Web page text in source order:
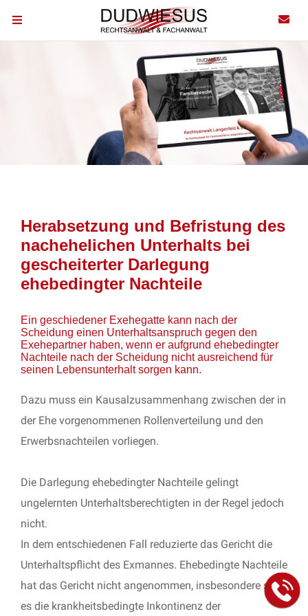
Herabsetzung und Befristung des
nachehelichen Unterhalts bei
gescheiterter Darlegung
ehebedingter Nachteile
Ein geschiedener Exehegatte kann nach der
Scheidung einen Unterhaltsanspruch gegen den
Exehepartner haben, wenn er aufgrund ehebedingter
Nachteile nach der Scheidung nicht ausreichend für
seinen Lebensunterhalt sorgen kann.
Dazu muss ein Kausalzusammenhang zwischen der in
der Ehe vorgenommenen Rollenverteilung und den
Erwerbsnachteilen vorliegen.
Die Darlegung ehebedingter Nachteile gelingt
ungelernten Unterhaltsberechtigten in der Regel jedoch
nicht.
In dem entschiedenen Fall reduzierte das Gericht die
Unterhaltspflicht des Exmannes. Ehebedingte Nachteile
hat das Gericht nicht angenommen, insbesondere sah
es die krankheitsbedingte Inkontinenz der